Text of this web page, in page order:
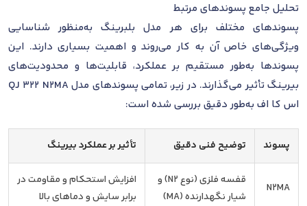
تحلیل جامع پسوندهای مرتبط
پسوندهای مختلف برای هر مدل بلبرینگ به‌منظور شناسایی
ویژگی‌های خاص آن به کار می‌روند و اهمیت بسیاری دارند. این
پسوندها به‌طور مستقیم بر عملکرد، قابلیت‌ها و محدودیت‌های
بیرینگ تأثیر می‌گذارند. در زیر، تمامی پسوندهای مدل QJ 322 N2MA
اس کا اف به‌طور دقیق بررسی شده است:
پسوند توضیح فنی دقیق تأثیر بر عملکرد بیرینگ
N2MA
قفسه فلزی (نوع N2) و
شیار نگهدارنده (MA)
افزایش استحکام و مقاومت در
برابر سایش و دماهای بالا